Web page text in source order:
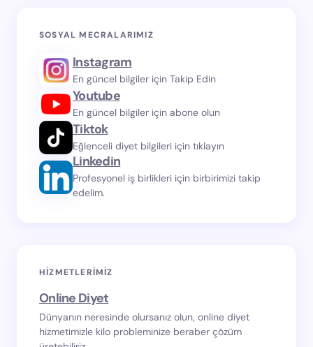
SOSYAL MECRALARIMIZ
Instagram
En güncel bilgiler için Takip Edin
Youtube
En güncel bilgiler için abone olun
Tiktok
Eğlenceli diyet bilgileri için tıklayın
Linkedin
Profesyonel iş birlikleri için birbirimizi takip
edelim.
HIZMETLERIMIZ
Online Diyet
Dünyanın neresinde olursanız olun, online diyet
hizmetimizle kilo probleminize beraber çözüm